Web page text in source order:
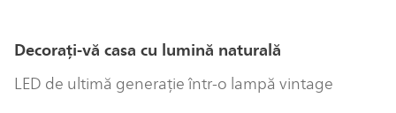
Decorați-vă casa cu lumină naturală
LED de ultimă generație într-o lampă vintage